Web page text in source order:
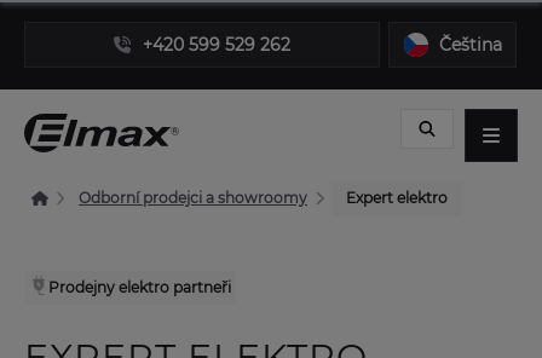
+420 599 529 262 Čeština
Odborní prodejci a showroomy Expert elektro
Prodejny elektro partneři